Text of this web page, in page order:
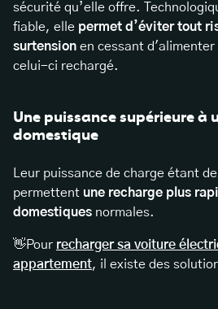
sécurité qu’elle offre.
fiable, elle permet d’éviter tout
surtension en cessant d'alimenter
celui-ci rechargé.
Une puissance supérieure à
domestique
Leur puissance de charge étant
permettent une recharge plus
domestiques normales.
👋Pour recharger sa voiture
appartement, il existe des